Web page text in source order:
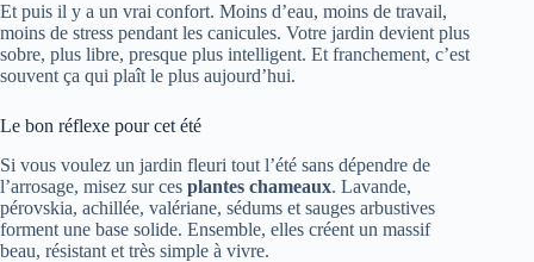
Et puis il y a un vrai confort. Moins d’eau, moins de travail,
moins de stress pendant les canicules. Votre jardin devient plus
sobre, plus libre, presque plus intelligent. Et franchement, c’est
souvent ça qui plaît le plus aujourd’hui.
Le bon réflexe pour cet été
Si vous voulez un jardin fleuri tout l’été sans dépendre de
l’arrosage, misez sur ces plantes chameaux. Lavande,
pérovskia, achillée, valériane, sédums et sauges arbustives
forment une base solide. Ensemble, elles créent un massif
beau, résistant et très simple à vivre.